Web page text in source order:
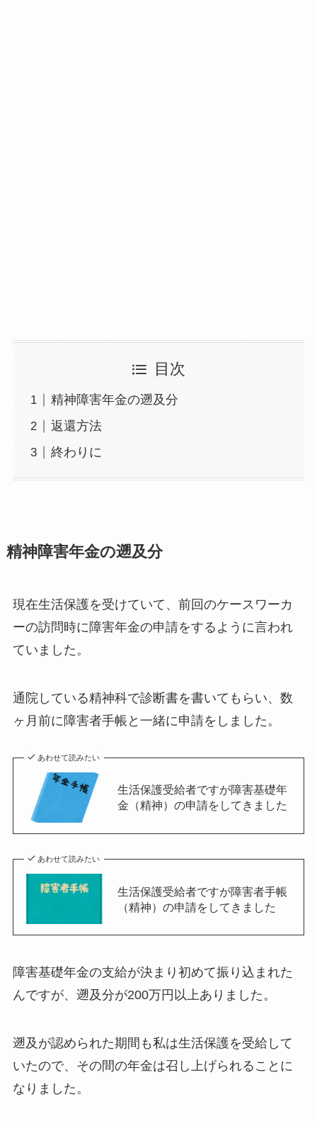
目次
精神障害年金の遡及分
返還方法
終わりに
精神障害年金の遡及分
現在生活保護を受けていて、前回のケースワーカ
ーの訪問時に障害年金の申請をするように言われ
ていました。
通院している精神科で診断書を書いてもらい、数
ヶ月前に障害者手帳と一緒に申請をしました。
あわせて読みたい
生活保護受給者ですが障害基礎年
金（精神）の申請をしてきました
あわせて読みたい
生活保護受給者ですが障害者手帳
（精神）の申請をしてきました
障害基礎年金の支給が決まり初めて振り込まれた
んですが、遡及分が200万円以上ありました。
遡及が認められた期間も私は生活保護を受給して
いたので、その間の年金は召し上げられることに
なりました。